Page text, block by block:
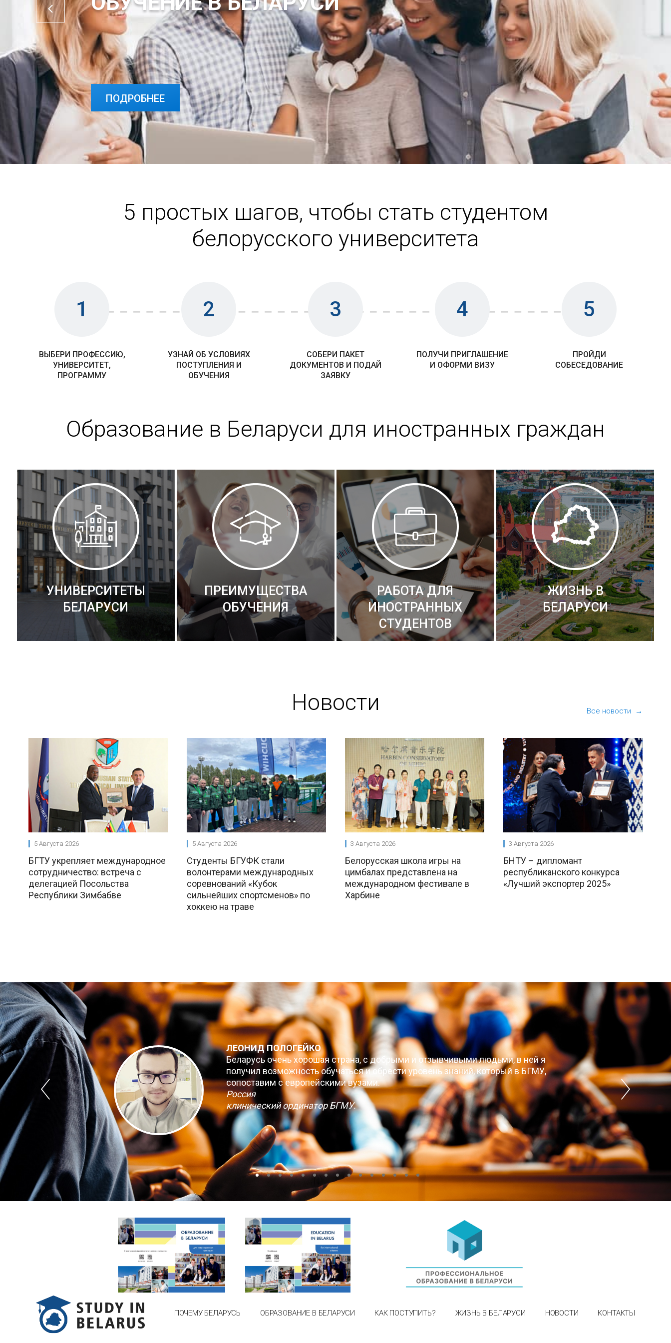
ПОДРОБНЕЕ
ПОДРОБНЕЕ
5 простых шагов, чтобы стать студентом
белорусского университета
1
ВЫБЕРИ ПРОФЕССИЮ,
УНИВЕРСИТЕТ,
ПРОГРАММУ
2
УЗНАЙ ОБ УСЛОВИЯХ
ПОСТУПЛЕНИЯ И
ОБУЧЕНИЯ
3
СОБЕРИ ПАКЕТ
ДОКУМЕНТОВ И ПОДАЙ
ЗАЯВКУ
4
ПОЛУЧИ ПРИГЛАШЕНИЕ
И ОФОРМИ ВИЗУ
5
ПРОЙДИ
СОБЕСЕДОВАНИЕ
Образование в Беларуси для иностранных граждан
УНИВЕРСИТЕТЫ
БЕЛАРУСИ
ПРЕИМУЩЕСТВА
ОБУЧЕНИЯ
РАБОТА ДЛЯ
ИНОСТРАННЫХ
СТУДЕНТОВ
ЖИЗНЬ В
БЕЛАРУСИ
Новости Все новости →
5 Августа 2026
БГТУ укрепляет международное
сотрудничество: встреча с
делегацией Посольства
Республики Зимбабве
5 Августа 2026
Студенты БГУФК стали
волонтерами международных
соревнований «Кубок
сильнейших спортсменов» по
хоккею на траве
3 Августа 2026
Белорусская школа игры на
цимбалах представлена на
международном фестивале в
Харбине
3 Августа 2026
БНТУ – дипломант
республиканского конкурса
«Лучший экспортер 2025»
ЛЕОНИД ПОЛОГЕЙКО
Беларусь очень хорошая страна, с добрыми и отзывчивыми людьми, в ней я
получил возможность обучаться и обрести уровень знаний, который в БГМУ,
сопоставим с европейскими вузами.
Россия
клинический ординатор БГМУ.
ПОЧЕМУ БЕЛАРУСЬ ОБРАЗОВАНИЕ В БЕЛАРУСИ КАК ПОСТУПИТЬ? ЖИЗНЬ В БЕЛАРУСИ НОВОСТИ КОНТАКТЫ